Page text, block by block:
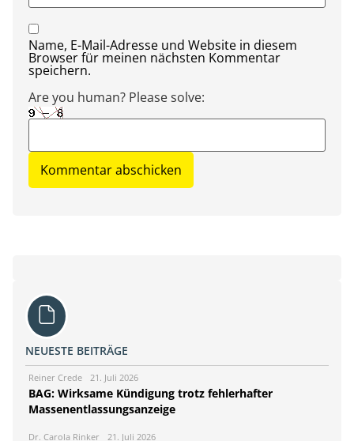
Name, E-Mail-Adresse und Website in diesem
Browser für meinen nächsten Kommentar
speichern.
Are you human? Please solve:
NEUESTE BEITRÄGE
Reiner Crede 21. Juli 2026
BAG: Wirksame Kündigung trotz fehlerhafter
Massenentlassungsanzeige
Dr. Carola Rinker 21. Juli 2026